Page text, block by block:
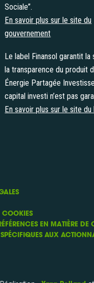
Solidaire d'
Sociale”.
En savoir plus sur le site du
gouvernement
Le label Finansol garantit
la transparence du produit
Énergie Partagée
capital investi n’est pas
En savoir plus sur le site du
COOKIES
EN MATIÈRE DE
AUX